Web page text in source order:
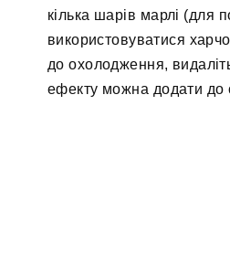
кілька шарів марлі (для
використовуватися
до охолодження,
ефекту можна додати до